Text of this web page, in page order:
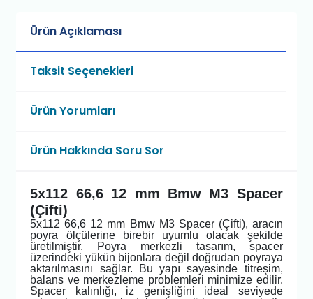
Ürün Açıklaması
Taksit Seçenekleri
Ürün Yorumları
Ürün Hakkında Soru Sor
5x112 66,6 12 mm Bmw M3 Spacer
(Çifti)
5x112 66,6 12 mm Bmw M3 Spacer (Çifti), aracın
poyra ölçülerine birebir uyumlu olacak şekilde
üretilmiştir. Poyra merkezli tasarım, spacer
üzerindeki yükün bijonlara değil doğrudan poyraya
aktarılmasını sağlar. Bu yapı sayesinde titreşim,
balans ve merkezleme problemleri minimize edilir.
Spacer kalınlığı, iz genişliğini ideal seviyede